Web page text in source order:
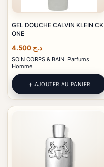
GEL DOUCHE CALVIN KLEIN CK
ONE
د.ج
SOIN CORPS & BAIN, Parfums
Homme
AJOUTER AU PANIER